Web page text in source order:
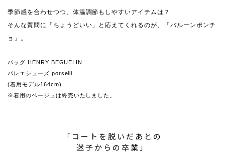
季節感を合わせつつ、体温調節もしやすいアイテムは？
そんな質問に「ちょうどいい」と応えてくれるのが、「バルーンポンチ
ョ」。
バッグ HENRY BEGUELIN
バレエシューズ porselli
(着用モデル164cm)
※着用のベージュは終売いたしました。
「コートを脱いだあとの
迷子からの卒業」